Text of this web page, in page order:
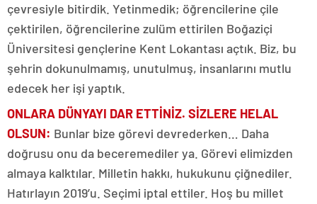
çevresiyle bitirdik. Yetinmedik; öğrencilerine çile
çektirilen, öğrencilerine zulüm ettirilen Boğaziçi
Üniversitesi gençlerine Kent Lokantası açtık. Biz, bu
şehrin dokunulmamış, unutulmuş, insanlarını mutlu
edecek her işi yaptık.
ONLARA DÜNYAYI DAR ETTİNİZ. SİZLERE HELAL
OLSUN: Bunlar bize görevi devrederken… Daha
doğrusu onu da beceremediler ya. Görevi elimizden
almaya kalktılar. Milletin hakkı, hukukunu çiğnediler.
Hatırlayın 2019’u. Seçimi iptal ettiler. Hoş bu millet